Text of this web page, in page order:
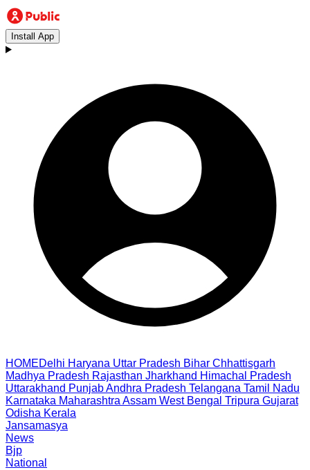
Install App
HOMEDelhi Haryana Uttar Pradesh Bihar Chhattisgarh
Madhya Pradesh Rajasthan Jharkhand Himachal Pradesh
Uttarakhand PunjabAndhra Pradesh Telangana Tamil Nadu
Karnataka Maharashtra Assam West Bengal Tripura Gujarat
Odisha Kerala
Jansamasya
News
Bjp
National